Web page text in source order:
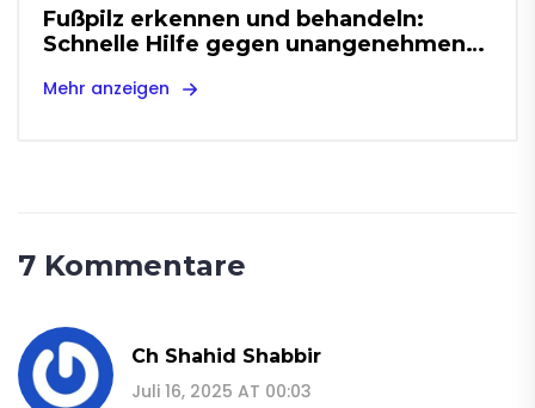
Fußpilz erkennen und behandeln:
Schnelle Hilfe gegen unangenehmen
Mehr anzeigen
7 Kommentare
Ch Shahid Shabbir
Juli 16, 2025 AT 00:03